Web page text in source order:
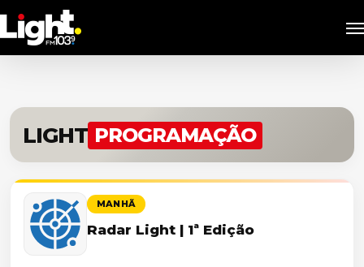
to
main
LIGHT PROGRAMAÇÃO
MANHÃ
Radar Light | 1ª Edição